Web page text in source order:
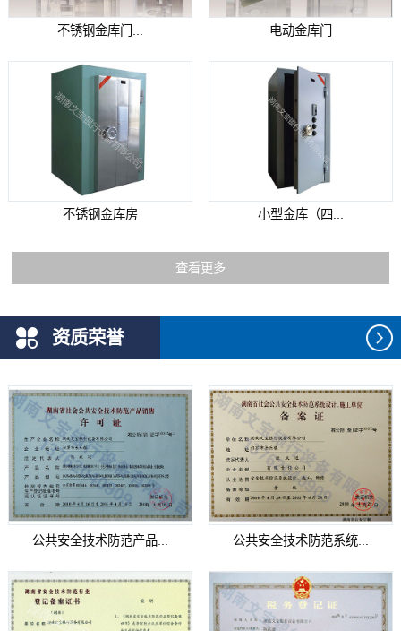
不锈钢金库门... 电动金库门
不锈钢金库房 小型金库（四...
查看更多
资质荣誉
公共安全技术防范产品... 公共安全技术防范系统...